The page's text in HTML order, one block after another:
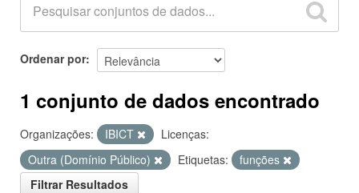
Ordenar por
1 conjunto de dados encontrado
Organizações: IBICT
Licenças:
Outra (Domínio Público)
Etiquetas:
funções
Filtrar Resultados